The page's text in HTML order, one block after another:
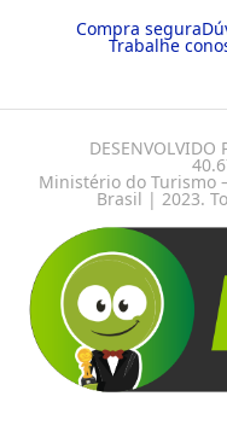
Compra segura
Trabalhe
DESENVOLVIDO
Ministério do Turismo
Brasil | 2023.